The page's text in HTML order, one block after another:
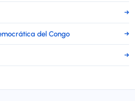
→
del Congo →
→